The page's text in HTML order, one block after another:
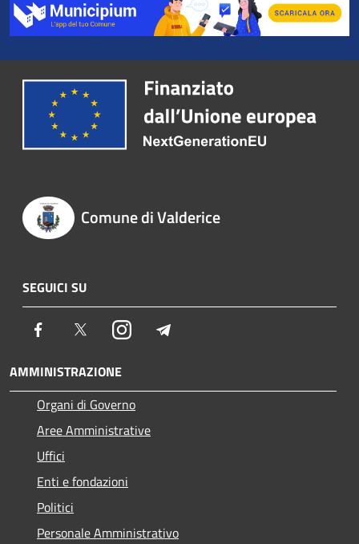
Comune di Valderice
SEGUICI SU
Facebook TwitterInstagram
AMMINISTRAZIONE
Organi di Governo
Aree Amministrative
Uffici
Enti e fondazioni
Politici
Personale Amministrativo